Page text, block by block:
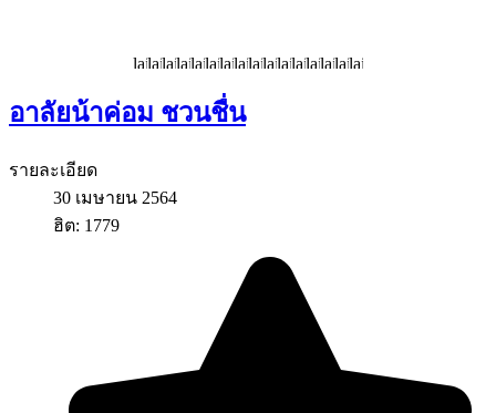
อาลัยน้าค่อม ชวนชื่น
รายละเอียด
30 เมษายน 2564
ฮิต: 1779